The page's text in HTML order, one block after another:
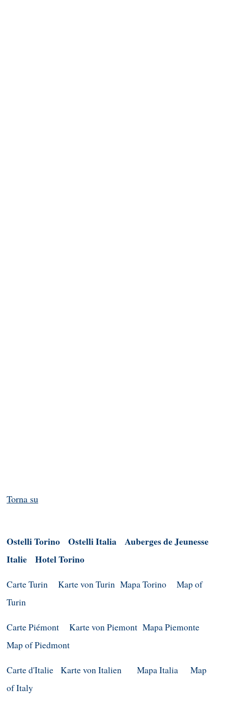
Torna su
Ostelli Torino Ostelli Italia
Auberges de Jeunesse
Italie
Hotel Torino
Carte Turin Karte von Turin Mapa Torino
Map of
Turin
Carte Piémont Karte von Piemont Mapa Piemonte
Map of Piedmont
Carte d'Italie Karte von Italien Mapa Italia
Map
of Italy